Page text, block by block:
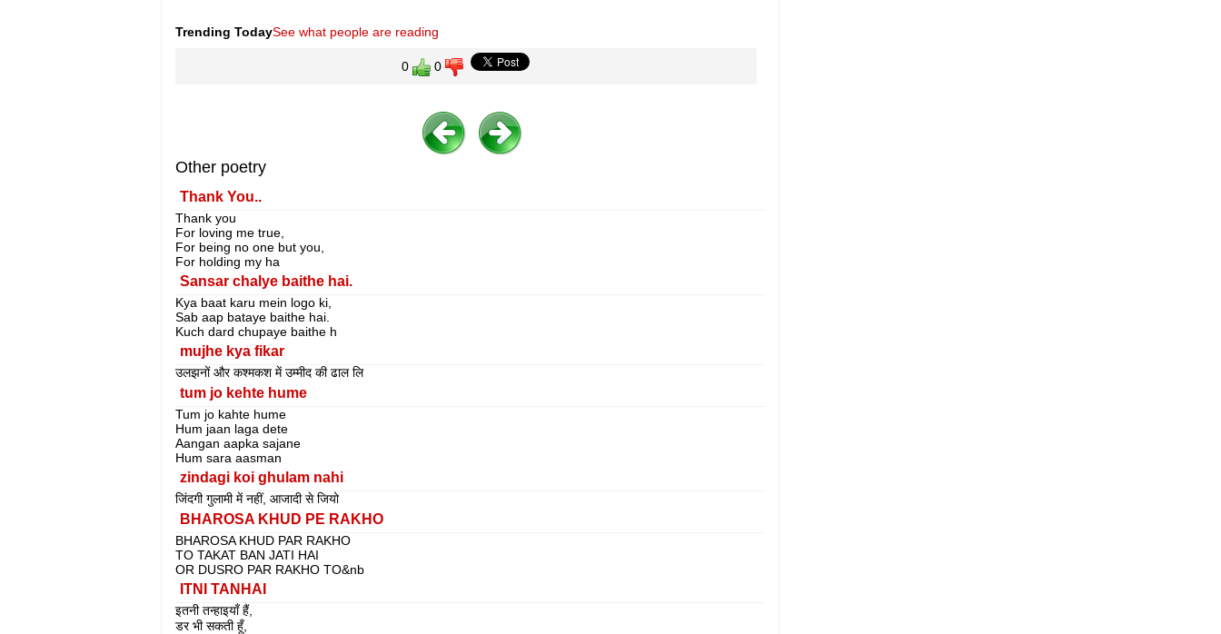
Trending TodaySee what people are reading
0 0
Other poetry
Thank You..
Thank you
For loving me true,
For being no one but you,
For holding my ha
Sansar chalye baithe hai.
Kya baat karu mein logo ki,
Sab aap bataye baithe hai.
Kuch dard chupaye baithe h
mujhe kya fikar
उलझनों और कश्मकश में उम्मीद की ढाल लि
tum jo kehte hume
Tum jo kahte hume
Hum jaan laga dete
Aangan aapka sajane
Hum sara aasman
zindagi koi ghulam nahi
जिंदगी गुलामी में नहीं, आजादी से जियो
BHAROSA KHUD PE RAKHO
BHAROSA KHUD PAR RAKHO
TO TAKAT BAN JATI HAI
OR DUSRO PAR RAKHO TO&nb
ITNI TANHAI
इतनी तन्हाइयाँ हैं,
डर भी सकती हूँ,